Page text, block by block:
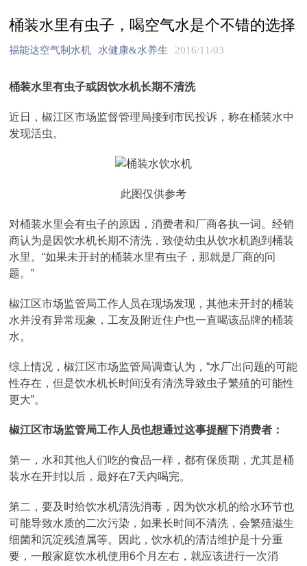
桶装水里有虫子，喝空气水是个不错的选择
福能达空气制水机 水健康&水养生 2016/11/03
桶装水里有虫子或因饮水机长期不清洗
近日，椒江区市场监督管理局接到市民投诉，称在桶装水中
发现活虫。
此图仅供参考
对桶装水里会有虫子的原因，消费者和厂商各执一词。经销
商认为是因饮水机长期不清洗，致使幼虫从饮水机跑到桶装
水里。“如果未开封的桶装水里有虫子，那就是厂商的问
题。”
椒江区市场监管局工作人员在现场发现，其他未开封的桶装
水并没有异常现象，工友及附近住户也一直喝该品牌的桶装
水。
综上情况，椒江区市场监管局调查认为，“水厂出问题的可能
性存在，但是饮水机长时间没有清洗导致虫子繁殖的可能性
更大”。
椒江区市场监管局工作人员也想通过这事提醒下消费者：
第一，水和其他人们吃的食品一样，都有保质期，尤其是桶
装水在开封以后，最好在7天内喝完。
第二，要及时给饮水机清洗消毒，因为饮水机的给水环节也
可能导致水质的二次污染，如果长时间不清洗，会繁殖滋生
细菌和沉淀残渣属等。因此，饮水机的清洁维护是十分重
要，一般家庭饮水机使用6个月左右，就应该进行一次消